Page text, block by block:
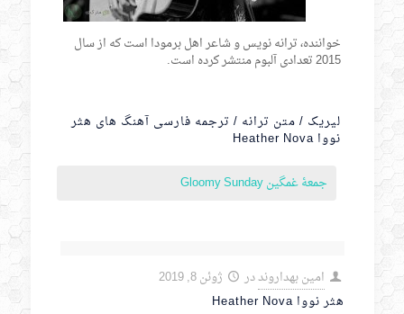
خواننده، ترانه نویس و شاعر اهل برمودا است که از سال
2015 تعدادی آلبوم منتشر کرده است.
لیریک / متن ترانه / ترجمه فارسی آهنگ های هثر
نووا Heather Nova
جمعۀ غمگین Gloomy Sunday
امین بهدارونددر
ژوئن 8, 2019
هثر نووا Heather Nova